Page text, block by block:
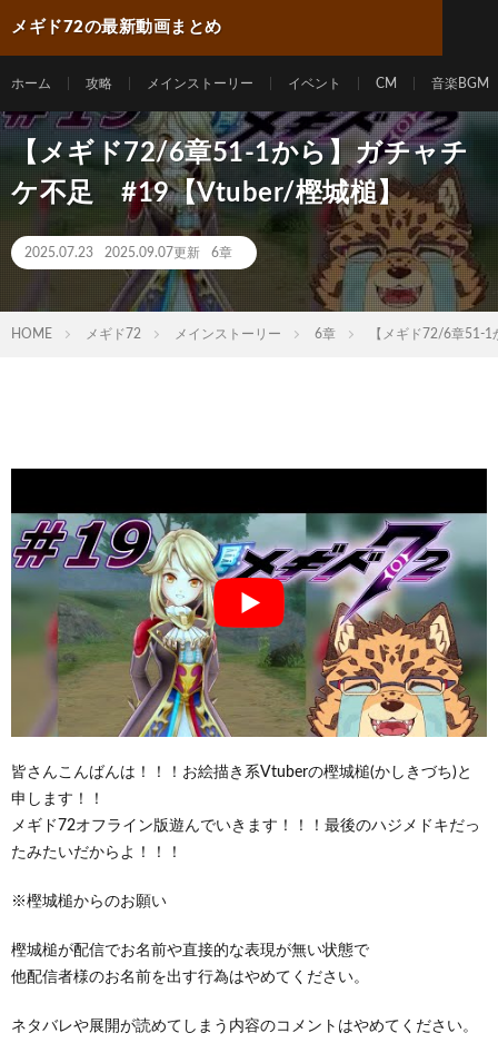
メギド72の最新動画まとめ
ホーム 攻略 メインストーリー イベント CM 音楽BGM
【メギド72/6章51-1から】ガチャチ
ケ不足 #19【Vtuber/樫城槌】
2025.07.23 2025.09.07更新 6章
HOME メギド72 メインストーリー 6章 【メギド72/6章51-
皆さんこんばんは！！！お絵描き系Vtuberの樫城槌(かしきづち)と
申します！！
メギド72オフライン版遊んでいきます！！！最後のハジメドキだっ
たみたいだからよ！！！
※樫城槌からのお願い
樫城槌が配信でお名前や直接的な表現が無い状態で
他配信者様のお名前を出す行為はやめてください。
ネタバレや展開が読めてしまう内容のコメントはやめてください。